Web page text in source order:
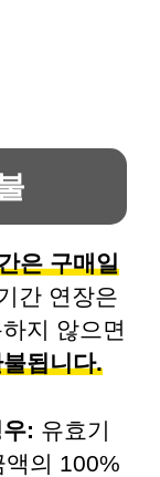
은 구매일
간 연장은
지 않으면
됩니다.
: 유효기
액의 100%